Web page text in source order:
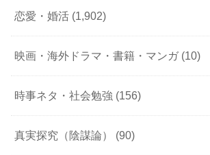
恋愛・婚活 (1,902)
映画・海外ドラマ・書籍・マンガ (10)
時事ネタ・社会勉強 (156)
真実探究（陰謀論） (90)